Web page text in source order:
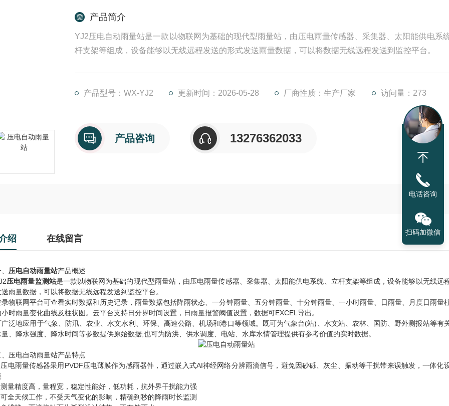
产品简介
YJ2压电自动雨量站是一款以物联网为基础的现代型雨量站，由压电雨量传感器、采集器、太阳能供电系
杆支架等组成，设备能够以无线远程发送的形式发送雨量数据，可以将数据无线远程发送到监控平台。
产品型号：WX-YJ2 更新时间：2026-05-28 厂商性质：生产厂家 访问量：273
产品咨询 13276362033
绍 在线留言
压电自动雨量站产品概述
压电雨量监测站是一款以物联网为基础的现代型雨量站，由压电雨量传感器、采集器、太阳能供电系统、立杆支架等组成，设备能够以无线远
雨量数据，可以将数据无线远程发送到监控平台。
联网平台可查看实时数据和历史记录，雨量数据包括降雨状态、一分钟雨量、五分钟雨量、十分钟雨量、一小时雨量、日雨量、月度日雨量
时雨量变化曲线及柱状图。云平台支持日分界时间设置，日雨量报警阈值设置，数据可EXCEL导出。
地应用于气象、防汛、农业、水文水利、环保、高速公路、机场和港口等领域。既可为气象台(站)、水文站、农林、国防、野外测报站等有
、降水强度、降水时间等参数提供原始数据;也可为防洪、供水调度、电站、水库水情管理提供有参考价值的实时数据。
电自动雨量站产品特点
雨量传感器采用PVDF压电薄膜作为感雨器件，通过嵌入式AI神经网络分辨雨滴信号，避免因砂砾、灰尘、振动等干扰带来误触发，一体化
精度高，量程宽，稳定性能好，低功耗，抗外界干扰能力强
天候工作，不受天气变化的影响，精确到秒的降雨时长监测
电话咨询
扫码加微信